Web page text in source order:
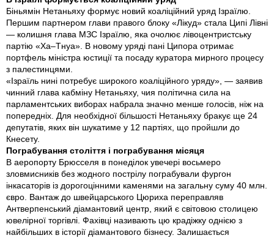
Біньямін Нетаньяху формує новий коаліційний уряд Ізраїлю.
Першим партнером глави правого блоку «Лікуд» стала Ципі Лівні
— колишня глава МЗС Ізраїлю, яка очолює лівоцентристську
партію «Ха–Тнуа». В новому уряді пані Ципора отримає
портфель міністра юстиції та посаду куратора мирного процесу
з палестинцями.
«Ізраїль нині потребує широкого коаліційного уряду», — заявив
чинний глава кабміну Нетаньяху, чия політична сила на
парламентських виборах набрала значно менше голосів, ніж на
попередніх. Для необхідної більшості Нетаньяху бракує ще 24
депутатів, яких він шукатиме у 12 партіях, що пройшли до
Кнесету.
Пограбування століття і пограбування місяця
В аеропорту Брюсселя в понеділок увечері восьмеро
зловмисників без жодного пострілу пограбували фургон
інкасаторів із дорогоцінними каменями на загальну суму 40 млн.
євро. Вантаж до швейцарського Цюриха переправляв
Антверпенський діамантовий центр, який є світовою столицею
ювелірної торгівлі. Фахівці називають цю крадіжку однією з
найбільших в історії діамантового бізнесу. Залишається